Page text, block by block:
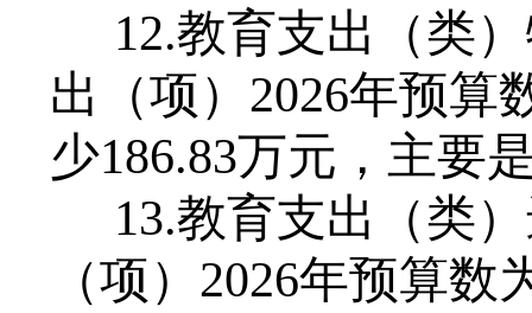
12.教育支出（类
出（项）2026年预算
少186.83万元，主要
13.教育支出（类
（项）2026年预算数